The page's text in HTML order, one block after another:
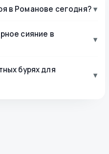
в Романове сегодня? ▾
сияние в
▾
бурях для
▾